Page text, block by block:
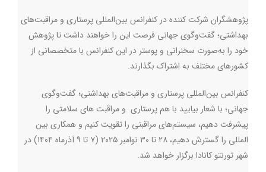
پژوهشگران شرکت کننده در کنفرانس بین‌المللی پرستاری و مراقبت‌های
بهداشتی؛ گفت‌وگوی جهانی فرصت این را خواهند داشت تا پژوهش
خود را به‌صورت سخنرانی و پوستر در این کنفرانس با متخصصانی از
کشورهای مختلف به اشتراک بگذارند.
کنفرانس بین‌المللی پرستاری و مراقبت‌های بهداشتی؛ گفت‌وگوی
جهانی؛ با شعار بیایید با هم پرستاری و مراقبت های سلامتی را
پیشرفت دهیم، سیستم‌های مراقبتی را تقویت کنیم و همکاری بین
المللی را گسترش دهیم، ۲۸ تا ۳۰ نوامبر ۲۰۲۵ (۷ تا ۹ آذرماه ۱۴۰۴) در
شهر تورنتو کانادا برگزار خواهد شد.